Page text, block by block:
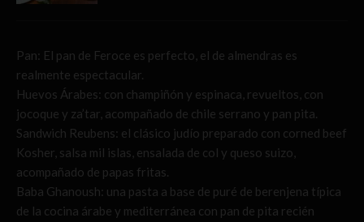
Pan: El pan de Feroce es perfecto, el de almendras es
realmente espectacular.
Huevos Árabes: con champiñón y espinaca, revueltos, con
jocoque y za’tar, acompañado de chile serrano y pan pita.
Sandwich Reubens: el clásico judío preparado con corned beef
Kosher, salsa mil islas, ensalada de col y queso suizo,
acompañado de papas fritas.
Baba Ghanoush: una pasta a base de puré de berenjena típica
de la cocina árabe y mediterránea con pan de pita recién